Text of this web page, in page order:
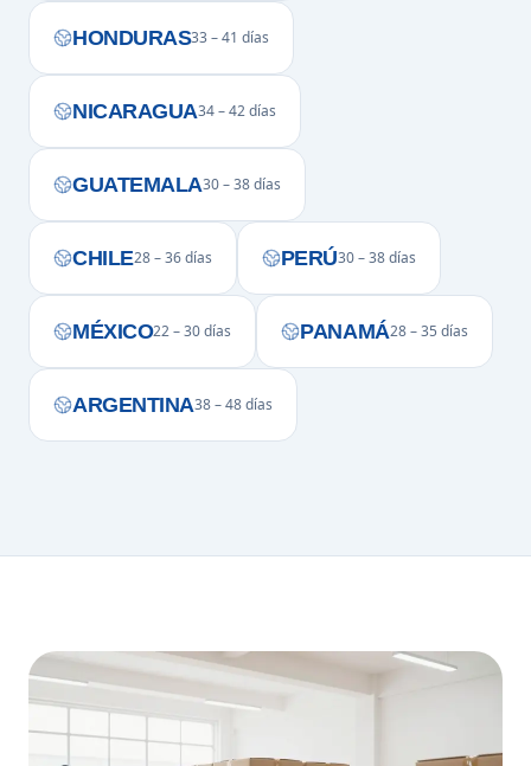
HONDURAS33 – 41 días
NICARAGUA34 – 42 días
GUATEMALA30 – 38 días
CHILE28 – 36 días PERÚ30 – 38 días
MÉXICO22 – 30 días PANAMÁ28 – 35 días
ARGENTINA38 – 48 días